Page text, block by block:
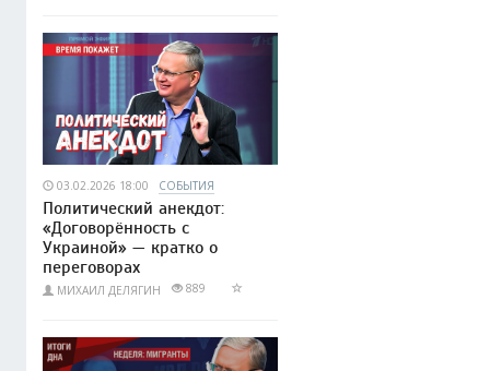
03.02.2026 18:00 СОБЫТИЯ
Политический анекдот:
«Договорённость с
Украиной» — кратко о
переговорах
МИХАИЛ ДЕЛЯГИН 889